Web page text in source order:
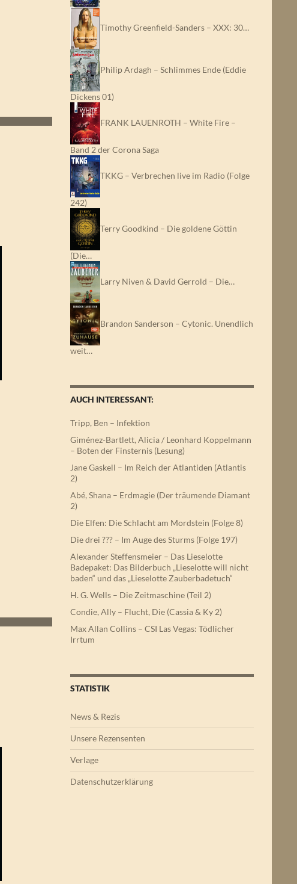
Timothy Greenfield-Sanders – XXX: 30…
Philip Ardagh – Schlimmes Ende (Eddie
Dickens 01)
FRANK LAUENROTH – White Fire –
Band 2 der Corona Saga
TKKG – Verbrechen live im Radio (Folge
242)
Terry Goodkind – Die goldene Göttin
(Die…
Larry Niven & David Gerrold – Die…
Brandon Sanderson – Cytonic. Unendlich
weit…
AUCH INTERESSANT:
Tripp, Ben – Infektion
Giménez-Bartlett, Alicia / Leonhard Koppelmann
– Boten der Finsternis (Lesung)
Jane Gaskell – Im Reich der Atlantiden (Atlantis
2)
Abé, Shana – Erdmagie (Der träumende Diamant
2)
Die Elfen: Die Schlacht am Mordstein (Folge 8)
Die drei ??? – Im Auge des Sturms (Folge 197)
Alexander Steffensmeier – Das Lieselotte
Badepaket: Das Bilderbuch „Lieselotte will nicht
baden“ und das „Lieselotte Zauberbadetuch“
H. G. Wells – Die Zeitmaschine (Teil 2)
Condie, Ally – Flucht, Die (Cassia & Ky 2)
Max Allan Collins – CSI Las Vegas: Tödlicher
Irrtum
STATISTIK
News & Rezis
Unsere Rezensenten
Verlage
Datenschutzerklärung